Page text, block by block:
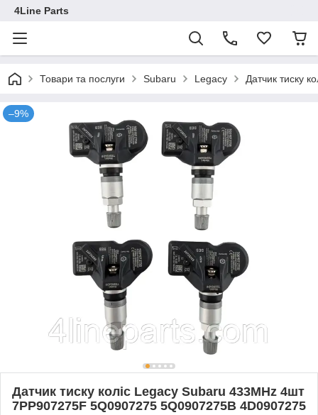
4Line Parts
Товари та послуги Subaru Legacy Датчик тиску
–9%
Датчик тиску коліс Legacy Subaru 433MHz 4шт
7PP907275F 5Q0907275 5Q0907275B 4D0907275